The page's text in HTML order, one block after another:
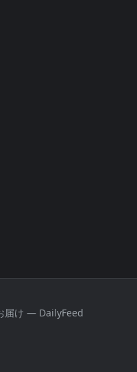
届け — DailyFeed